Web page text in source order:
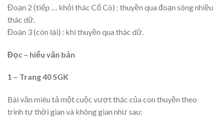
Đoạn 2 (tiếp … khỏi thác Cổ Cò) : thuyền qua đoạn sông nhiều
thác dữ.
Đoạn 3 (còn lại) : khi thuyền qua thác dữ.
Đọc – hiểu văn bản
1 – Trang 40 SGK
Bài văn miêu tả một cuộc vượt thác của con thuyền theo
trình tự thời gian và không gian như sau: